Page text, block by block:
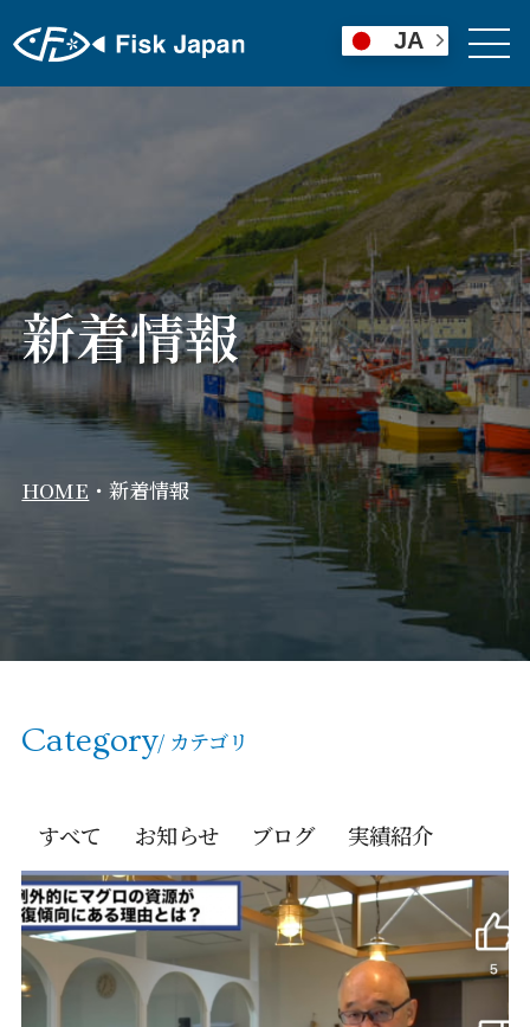
新着情報
HOME ・新着情報
Category/ カテゴリ
すべて お知らせ ブログ 実績紹介
JA